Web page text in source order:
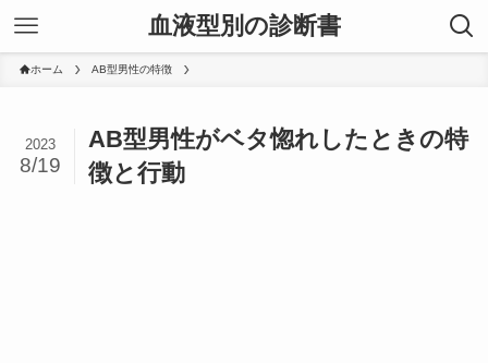
血液型別の診断書
ホーム AB型男性の特徴
AB型男性がベタ惚れしたときの特
徴と行動
2023
8/19